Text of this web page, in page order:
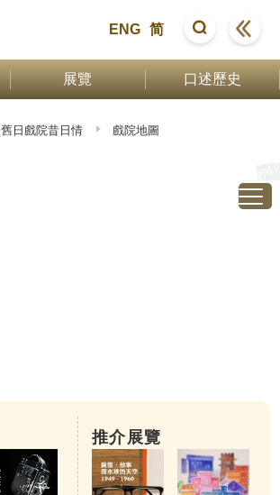
ENG 简
展覽 口述歷史
舊日戲院昔日情 戲院地圖
推介展覽